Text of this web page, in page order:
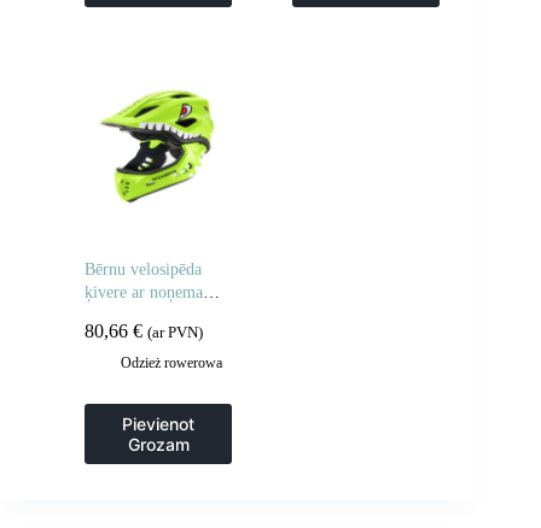
Bērnu velosipēda
ķivere ar noņemamu
cm – zaļa haizivs
80,66 € (ar PVN)
Odzież rowerowa
Pievienot
Grozam